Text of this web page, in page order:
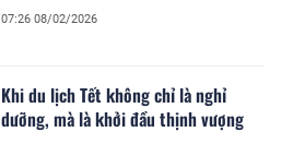
07:26 08/02/2026
Khi du lịch Tết không chỉ là nghỉ
dưỡng, mà là khởi đầu thịnh vượng